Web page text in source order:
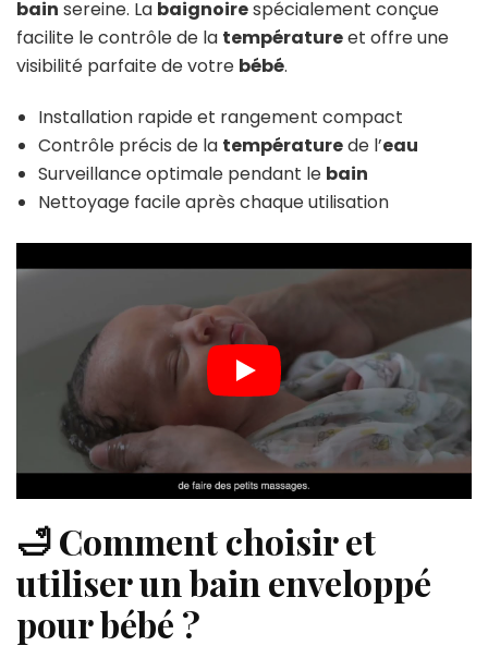
bain sereine. La baignoirespécialement conçue
facilite le contrôle de la températureet offre une
visibilité parfaite de votre bébé.
Installation rapide et rangement compact
Contrôle précis de la températurede l’eau
Surveillance optimale pendant le bain
Nettoyage facile après chaque utilisation
🛁 Comment choisir et
utiliser un bain enveloppé
pour bébé ?